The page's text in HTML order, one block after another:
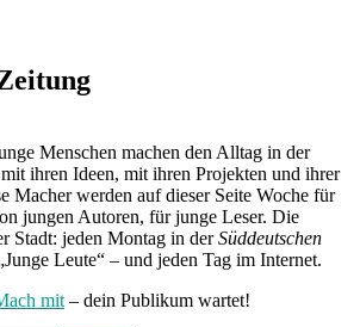
Menschen machen den Alltag in der
ihren Ideen, mit ihren Projekten und ihrer
Macher werden auf dieser Seite Woche für
jungen Autoren, für junge Leser. Die
Stadt: jeden Montag in derSüddeutschen
Leute“ – und jeden Tag im Internet.
mit – dein Publikum wartet!